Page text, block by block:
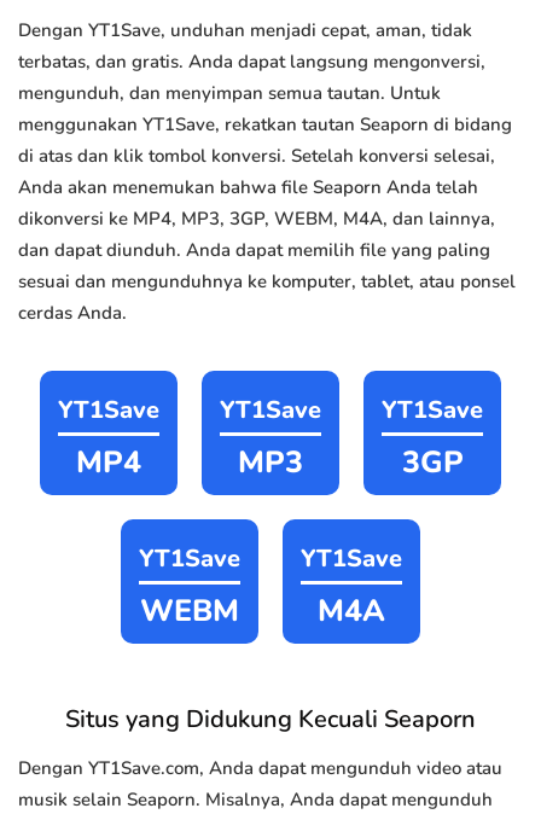
Dengan YT1Save, unduhan menjadi cepat, aman, tidak
terbatas, dan gratis. Anda dapat langsung mengonversi,
mengunduh, dan menyimpan semua tautan. Untuk
menggunakan YT1Save, rekatkan tautan Seaporn di bidang
di atas dan klik tombol konversi. Setelah konversi selesai,
Anda akan menemukan bahwa file Seaporn Anda telah
dikonversi ke MP4, MP3, 3GP, WEBM, M4A, dan lainnya,
dan dapat diunduh. Anda dapat memilih file yang paling
sesuai dan mengunduhnya ke komputer, tablet, atau ponsel
cerdas Anda.
YT1Save
MP4
YT1Save
MP3
YT1Save
3GP
YT1Save
WEBM
YT1Save
M4A
Situs yang Didukung Kecuali Seaporn
Dengan YT1Save.com, Anda dapat mengunduh video atau
musik selain Seaporn. Misalnya, Anda dapat mengunduh